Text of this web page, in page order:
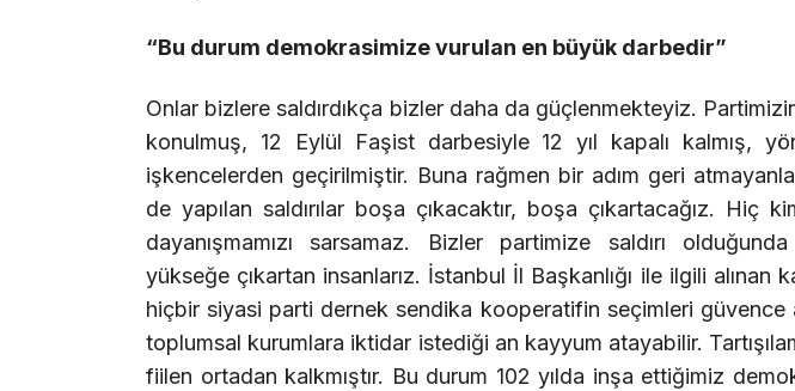
“Bu durum demokrasimize vurulan en büyük darbedir”
Onlar bizlere saldırdıkça bizler daha da güçlenmekteyiz.
konulmuş, 12 Eylül Faşist darbesiyle 12 yıl kapalı kalmış,
işkencelerden geçirilmiştir. Buna rağmen bir adım geri
de yapılan saldırılar boşa çıkacaktır, boşa çıkartacağız. Hiç
dayanışmamızı sarsamaz. Bizler partimize saldırı olduğunda
yükseğe çıkartan insanlarız. İstanbul İl Başkanlığı ile ilgili alınan
hiçbir siyasi parti dernek sendika kooperatifin seçimleri güvence
toplumsal kurumlara iktidar istediği an kayyum atayabilir.
fiilen ortadan kalkmıştır. Bu durum 102 yılda inşa ettiğimiz